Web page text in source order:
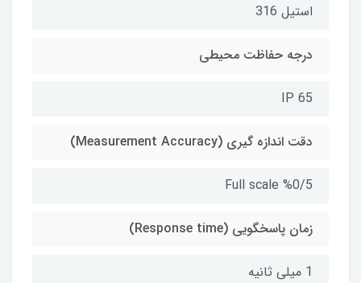
استیل 316
درجه حفاظت محیطی
IP 65
دقت اندازه گیری (Measurement Accuracy)
Full scale %0/5
زمان پاسخگویی (Response time)
1 میلی ثانیه